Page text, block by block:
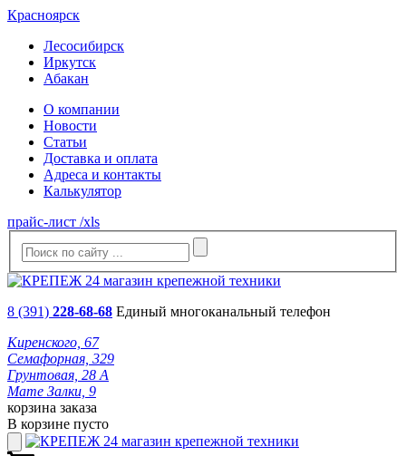
Красноярск
Лесосибирск
Иркутск
Абакан
О компании
Новости
Статьи
Доставка и оплата
Адреса и контакты
Калькулятор
прайс-лист /xls
8 (391) 228-68-68 Единый многоканальный телефон
Киренского, 67
Семафорная, 329
Грунтовая, 28 А
Мате Залки, 9
корзина заказа
В корзине пусто